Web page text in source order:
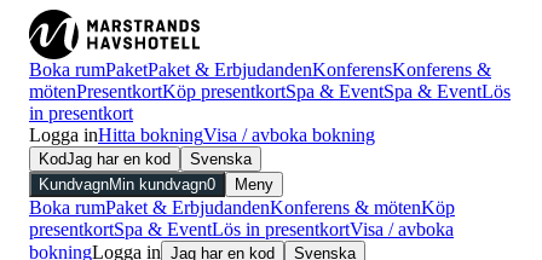
Boka rumPaketPaket & ErbjudandenKonferensKonferens &
mötenPresentkortKöp presentkortSpa & EventSpa & EventLös
in presentkort
Logga inHitta bokningVisa / avboka bokning
KodJag har en kod
Svenska
KundvagnMin kundvagn0 Meny
Boka rumPaket & ErbjudandenKonferens & mötenKöp
presentkortSpa & EventLös in presentkortVisa / avboka
bokningLogga in Jag har en kod Svenska